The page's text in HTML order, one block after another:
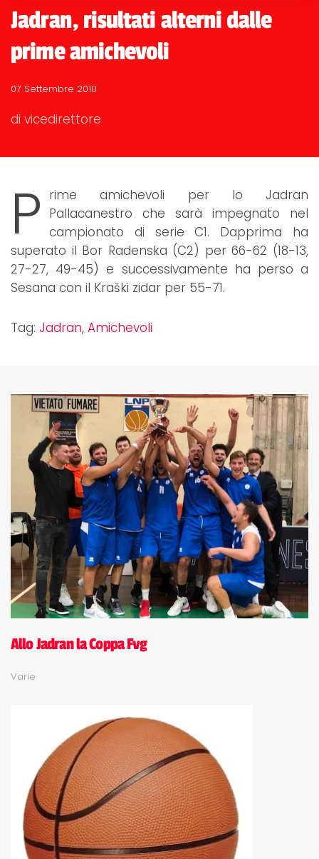
Jadran, risultati alterni dalle
prime amichevoli
07 Settembre 2010
di vicedirettore
P rime amichevoli per lo Jadran
Pallacanestro che sarà impegnato nel
campionato di serie C1. Dapprima ha
superato il Bor Radenska (C2) per 66-62 (18-13,
27-27, 49-45) e successivamente ha perso a
Sesana con il Kraški zidar per 55-71.
Tag: Jadran, Amichevoli
Allo Jadran la Coppa Fvg
Varie